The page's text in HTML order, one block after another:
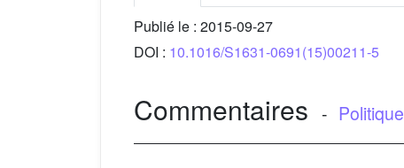
Publié le : 2015-09-27
DOI : 10.1016/S1631-0691(15)00211-5
Commentaires - Politique